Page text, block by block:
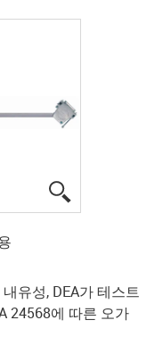
유성, DEA가 테스트
24568에 따른 오가